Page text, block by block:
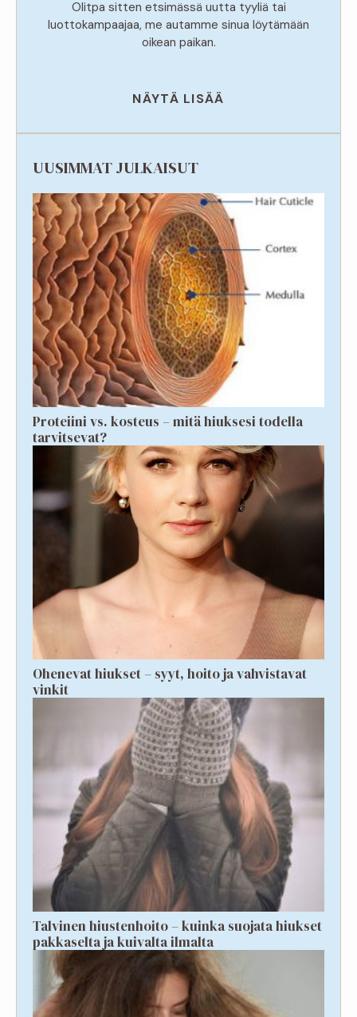
Olitpa sitten etsimässä uutta tyyliä tai
luottokampaajaa, me autamme sinua löytämään
oikean paikan.
NÄYTÄ LISÄÄ
UUSIMMAT JULKAISUT
Proteiini vs. kosteus – mitä hiuksesi todella
tarvitsevat?
Ohenevat hiukset – syyt, hoito ja vahvistavat
vinkit
Talvinen hiustenhoito – kuinka suojata hiukset
pakkaselta ja kuivalta ilmalta